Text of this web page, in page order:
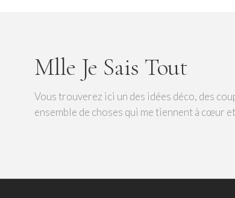
Mlle Je Sais Tout
Vous trouverez ici un des idées déco, des
ensemble de choses qui me tiennent à cœur